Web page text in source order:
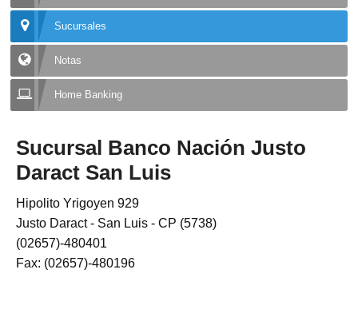
Sucursales
Notas
Home Banking
Sucursal Banco Nación Justo
Daract San Luis
Hipolito Yrigoyen 929
Justo Daract - San Luis - CP (5738)
(02657)-480401
Fax: (02657)-480196